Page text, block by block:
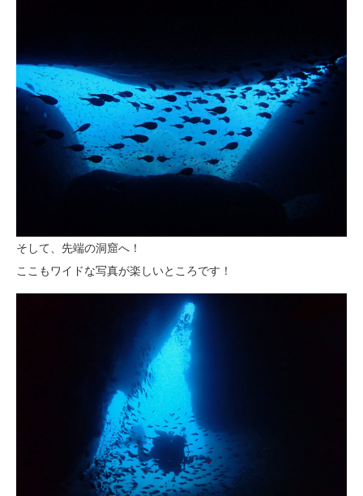
そして、先端の洞窟へ！
ここもワイドな写真が楽しいところです！